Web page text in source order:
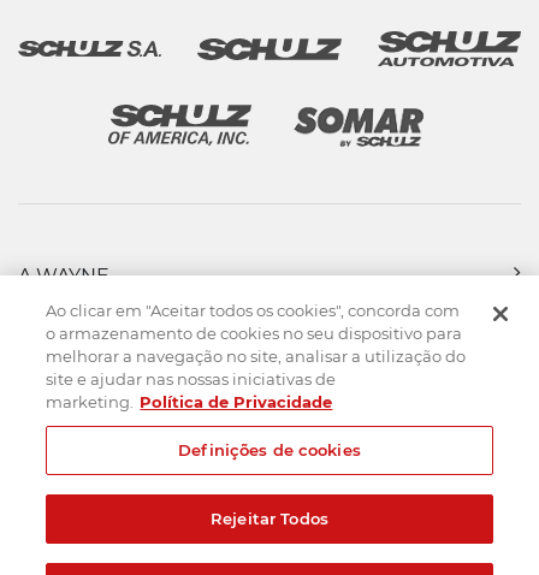
A WAYNE
PRODUTOS
FORÇA DE VENDAS
ASSISTÊNCIA TÉCNICA
DOWNLOADS
CONTATO
Mapa do Site Termos de uso Política de privacidade
Created by
Ao clicar em "Aceitar todos os cookies", concorda com
o armazenamento de cookies no seu dispositivo para
melhorar a navegação no site, analisar a utilização do
site e ajudar nas nossas iniciativas de
marketing.
Política de Privacidade
Definições de cookies
Rejeitar Todos